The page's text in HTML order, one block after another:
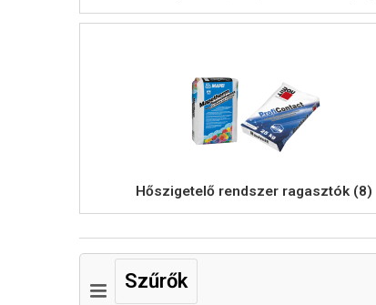
Hőszigetelő rendszer ragasztók (8)
Szűrők